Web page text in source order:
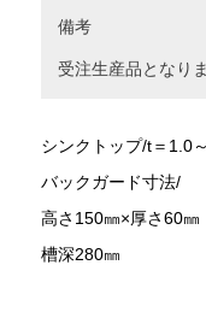
備考
受注生産品となりま
シンクトップ/t＝1.0
バックガード寸法/
高さ150㎜×厚さ60㎜
槽深280㎜